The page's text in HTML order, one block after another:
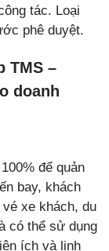
tác. Loại
phê duyệt.
TMS –
doanh
để quản
bay, khách
xe khách, du
có thể sử dụng
ích và linh